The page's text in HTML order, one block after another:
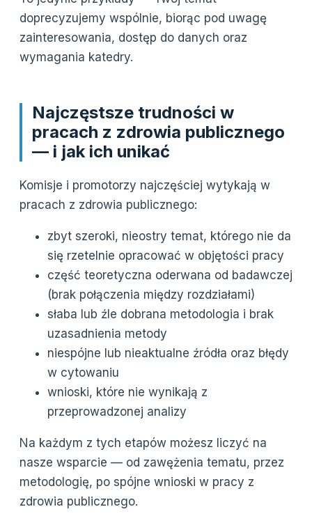
doprecyzujemy wspólnie, biorąc pod uwagę
zainteresowania, dostęp do danych oraz
wymagania katedry.
Najczęstsze trudności w
pracach z zdrowia publicznego
— i jak ich unikać
Komisje i promotorzy najczęściej wytykają w
pracach z zdrowia publicznego:
zbyt szeroki, nieostry temat, którego nie da
się rzetelnie opracować w objętości pracy
część teoretyczna oderwana od badawczej
(brak połączenia między rozdziałami)
słaba lub źle dobrana metodologia i brak
uzasadnienia metody
niespójne lub nieaktualne źródła oraz błędy
w cytowaniu
wnioski, które nie wynikają z
przeprowadzonej analizy
Na każdym z tych etapów możesz liczyć na
nasze wsparcie — od zawężenia tematu, przez
metodologię, po spójne wnioski w pracy z
zdrowia publicznego.